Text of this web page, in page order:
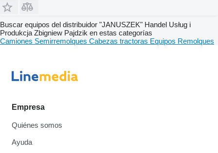
Buscar equipos del distribuidor "JANUSZEK" Handel Usług i
Produkcja Zbigniew Pajdzik en estas categorías
Camiones Semirremolques Cabezas tractoras Equipos Remolques
Empresa
Quiénes somos
Ayuda